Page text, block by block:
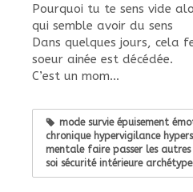
Pourquoi tu te sens vide
qui semble avoir du sens
Dans quelques jours, cela
soeur ainée est décédée.
C’est un mom...
mode survie épuisement
chronique hypervigilance
mentale faire passer les
soi sécurité intérieure